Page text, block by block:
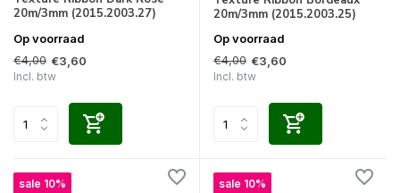
20m/3mm (2015.2003.27)
Op voorraad
€4,00 €3,60
Incl. btw
20m/3mm (2015.2003.25)
Op voorraad
€4,00 €3,60
Incl. btw
sale 10% sale 10%